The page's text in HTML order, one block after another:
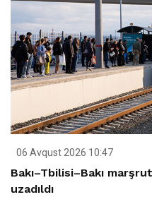
06 Avqust 2026 10:47
Bakı–Tbilisi–Bakı
uzadıldı